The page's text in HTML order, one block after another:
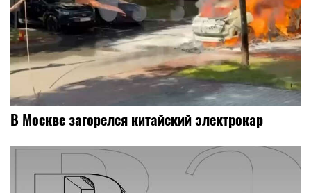
В Москве загорелся китайский электрокар